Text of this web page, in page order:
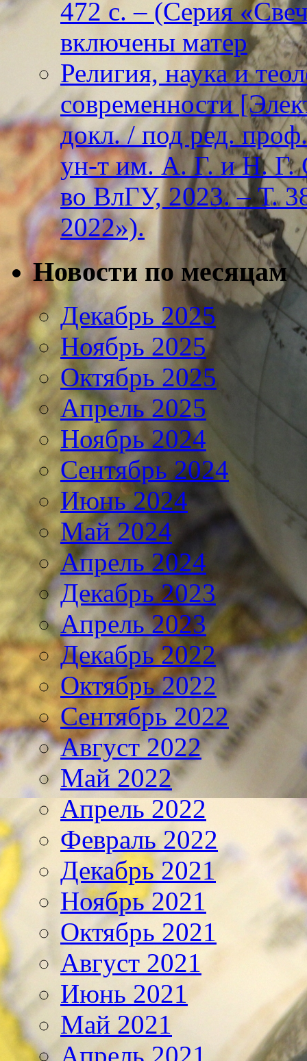
472 с. – (Серия
включены матер
Религия, наука и
современности
докл. / под ред.
ун-т им. А. Г. и Н. Г.
во ВлГУ, 2023. – Т.
2022»).
Новости по месяцам
Декабрь 2025
Ноябрь 2025
Октябрь 2025
Апрель 2025
Ноябрь 2024
Сентябрь 2024
Июнь 2024
Май 2024
Апрель 2024
Декабрь 2023
Апрель 2023
Декабрь 2022
Октябрь 2022
Сентябрь 2022
Август 2022
Май 2022
Апрель 2022
Февраль 2022
Декабрь 2021
Ноябрь 2021
Октябрь 2021
Август 2021
Июнь 2021
Май 2021